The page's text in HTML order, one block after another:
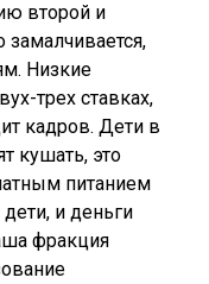
второй и
замалчивается,
Низкие
трех ставках,
кадров. Дети в
кушать, это
питанием
и деньги
фракция